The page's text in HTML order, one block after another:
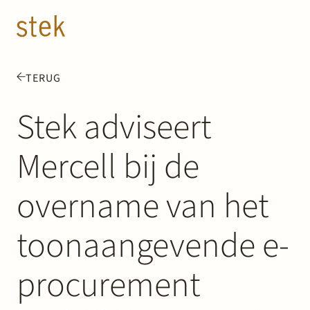
TERUG
Stek adviseert
Mercell bij de
overname van het
toonaangevende e-
procurement
Mensen
Expertise
Over ons
Track record
News & Insights
Contact